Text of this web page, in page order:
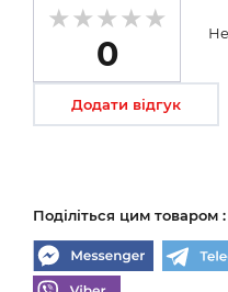
0
Додати відгук
Поділіться цим товаром :